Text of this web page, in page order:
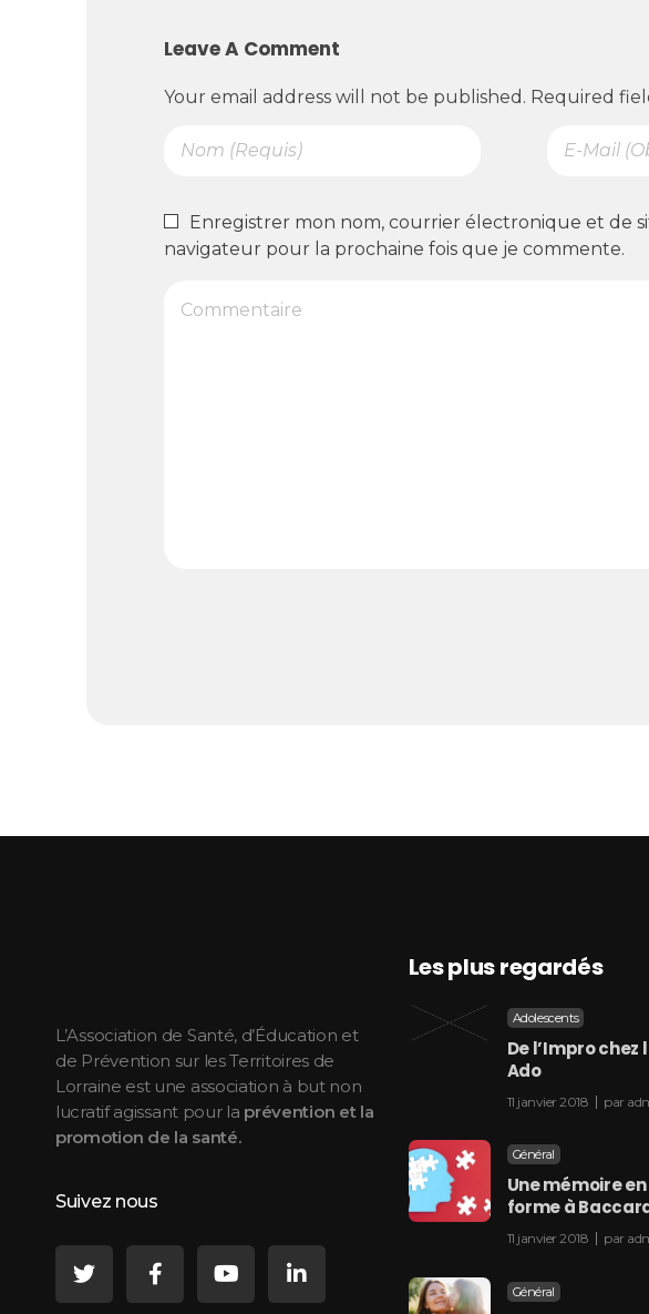
Leave A Comment
Your email address will not be published. Required
Enregistrer mon nom, courrier électronique et de
navigateur pour la prochaine fois que je commente.
L’Association de Santé, d’Éducation et
de Prévention sur les Territoires de
Lorraine est une association à but non
lucratif agissant pour la prévention et la
promotion de la santé.
Suivez nous
Les plus regardés
Adolescents
De l’Impro chez
Ado
11 janvier 2018 par
Général
Une mémoire
forme à
11 janvier 2018 par
Général